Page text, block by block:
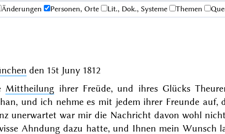
Änderungen Personen, Orte Lit., Dok., Systeme Themen
den 15t Juny 1812
Mittheilung ihrer Freüde, und ihres Glücks
und ich nehme es mit jedem ihrer Freunde auf,
unerwartet war mir die Nachricht davon wohl
Ahndung dazu hatte, und Ihnen mein Wunsch